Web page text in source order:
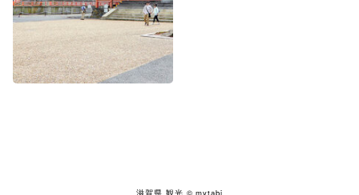
滋賀県 観光 © mytabi